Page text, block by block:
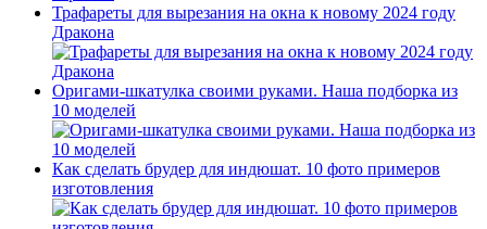
Трафареты для вырезания на окна к новому 2024 году
Дракона
Оригами-шкатулка своими руками. Наша подборка из
10 моделей
Как сделать брудер для индюшат. 10 фото примеров
изготовления